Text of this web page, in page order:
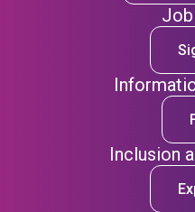
Inclusion